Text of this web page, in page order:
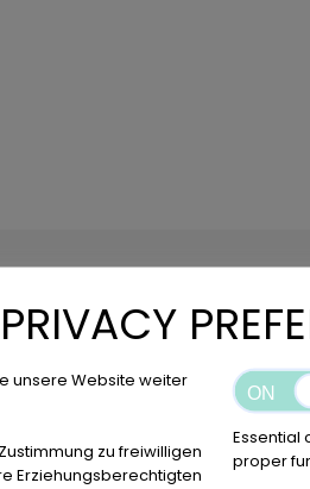
* Stahl-Aufbau* TürenAufbau:
Wände aus 3mm Stahl,
Steigeisen nach UVV
OHNE GEWÄHR,
PRIVACY
unsere Website weiter
zu freiwilligen
Erziehungsberechtigten
Essential
proper